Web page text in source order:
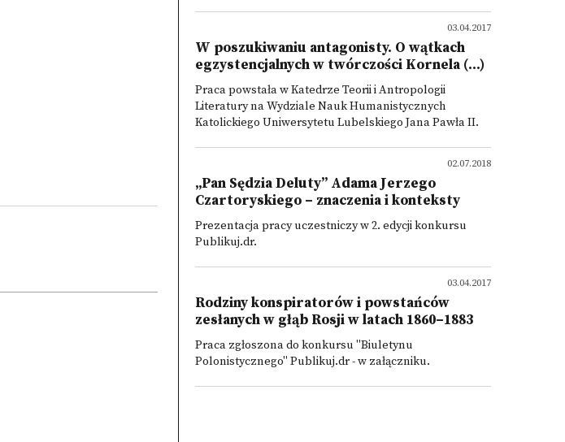
03.04.2017
W poszukiwaniu antagonisty. O wątkach
egzystencjalnych w twórczości Kornela (...)
Praca powstała w Katedrze Teorii i Antropologii
Literatury na Wydziale Nauk Humanistycznych
Katolickiego Uniwersytetu Lubelskiego Jana Pawła II.
02.07.2018
„Pan Sędzia Deluty” Adama Jerzego
Czartoryskiego – znaczenia i konteksty
Prezentacja pracy uczestniczy w 2. edycji konkursu
Publikuj.dr.
03.04.2017
Rodziny konspiratorów i powstańców
zesłanych w głąb Rosji w latach 1860–1883
Praca zgłoszona do konkursu "Biuletynu
Polonistycznego" Publikuj.dr - w załączniku.